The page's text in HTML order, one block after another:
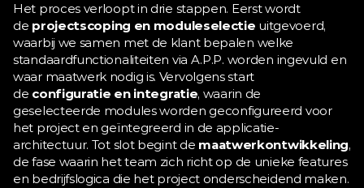
Het proces verloopt in drie stappen. Eerst wordt
de projectscoping en moduleselectie uitgevoerd,
waarbij we samen met de klant bepalen welke
standaardfunctionaliteiten via A.P.P. worden ingevuld en
waar maatwerk nodig is. Vervolgens start
de configuratie en integratie, waarin de
geselecteerde modules worden geconfigureerd voor
het project en geïntegreerd in de applicatie-
architectuur. Tot slot begint de maatwerkontwikkeling,
de fase waarin het team zich richt op de unieke features
en bedrijfslogica die het project onderscheidend maken.